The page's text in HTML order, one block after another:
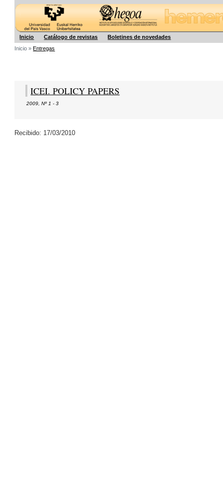
Inicio Catálogo de revistas
Boletines de novedades
Inicio »Entregas
ICEI. POLICY PAPERS
2009 ,Nº 1 - 3
Recibido: 17/03/2010